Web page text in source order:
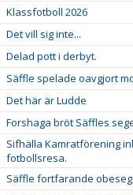
Klassfotboll 2026
Det vill sig inte...
Delad pott i derbyt.
Säffle spelade oavgjort
Det här är Ludde
Forshaga bröt Säffles
Sifhälla Kamratförening
fotbollsresa.
Säffle fortfarande